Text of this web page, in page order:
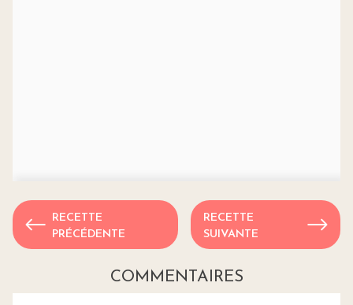
RECETTE
PRÉCÉDENTE
RECETTE
SUIVANTE
COMMENTAIRES